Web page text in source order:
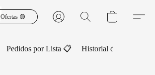
Ofertas 🟡
Pedidos por Lista 📋 Historial de Pedidos